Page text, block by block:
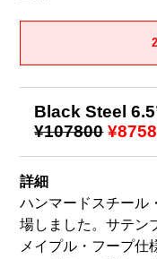
Black Steel
¥107800
詳細
ハンマードスチール
場しました。サテン
メイプル・フープ仕